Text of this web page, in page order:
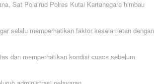
Sat Polairud Polres Kutai Kartanegara himbau
selalu memperhatikan faktor keselamatan dengan
dan memperhatikan kondisi cuaca sebelum